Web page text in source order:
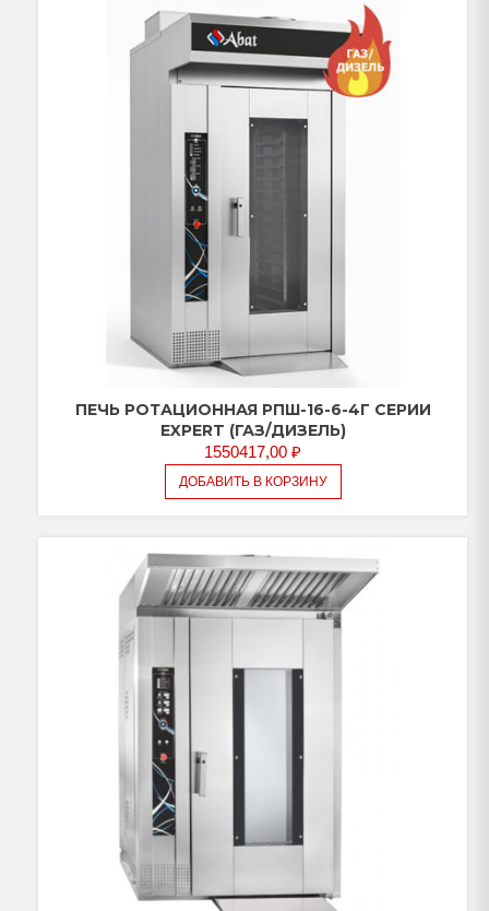
ПЕЧЬ РОТАЦИОННАЯ РПШ-16-6-4Г СЕРИИ
EXPERT (ГАЗ/ДИЗЕЛЬ)
1550417,00 ₽
ДОБАВИТЬ В КОРЗИНУ